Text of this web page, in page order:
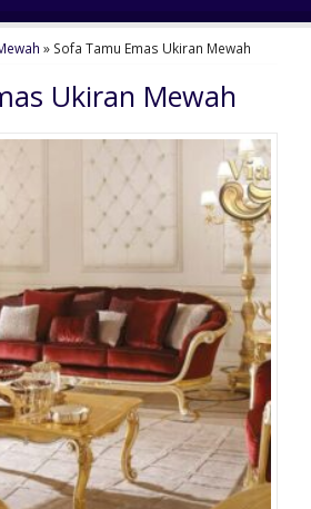
» Sofa Tamu Emas Ukiran Mewah
Ukiran Mewah